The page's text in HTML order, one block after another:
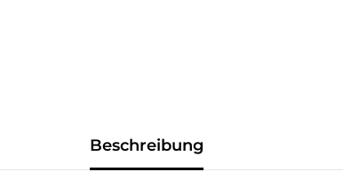
Beschreibung